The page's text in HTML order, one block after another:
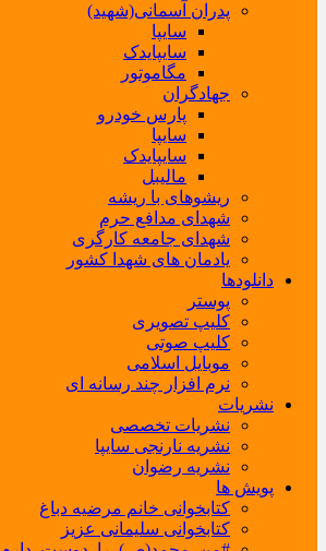
پدران آسمانی(شهید)
سایپا
سایپایدک
مگاموتور
جهادگران
پارس خودرو
سایپا
سایپایدک
مالیبل
ریشوهای با ریشه
شهدای مدافع حرم
شهدای جامعه کارگری
یادمان های شهدا کشور
دانلودها
پوستر
کلیپ تصویری
کلیپ صوتی
موبایل اسلامی
نرم افزار چند رسانه ای
نشریات
نشریات تخصصی
نشریه نارنجی سایپا
نشریه رضوان
پویش ها
کتابخوانی خانم مرضیه دباغ
کتابخوانی سلیمانی عزیز